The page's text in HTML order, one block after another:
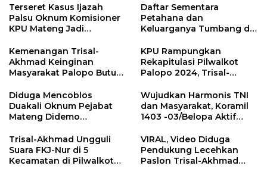
Maros Terpilih Oleh KPU
Terseret Kasus Ijazah
Palsu Oknum Komisioner
KPU Mateng Jadi
Daftar Sementara
Petahana dan
Keluarganya Tumbang di
Kemenangan Trisal-
Akhmad Keinginan
Masyarakat Palopo Butuh
KPU Rampungkan
Rekapitulasi Pilwalkot
Palopo 2024, Trisal-
Diduga Mencoblos
Duakali Oknum Pejabat
Mateng Didemo
Wujudkan Harmonis TNI
dan Masyarakat, Koramil
1403 -03/Belopa Aktif
Trisal-Akhmad Ungguli
Suara FKJ-Nur di 5
Kecamatan di Pilwalkot
VIRAL, Video Diduga
Pendukung Lecehkan
Paslon Trisal-Akhmad